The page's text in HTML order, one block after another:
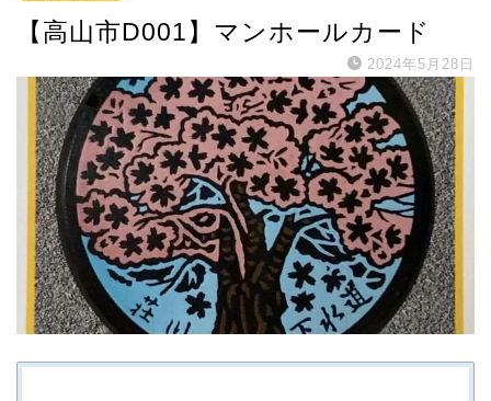
【高山市D001】マンホールカード
2024年5月28日